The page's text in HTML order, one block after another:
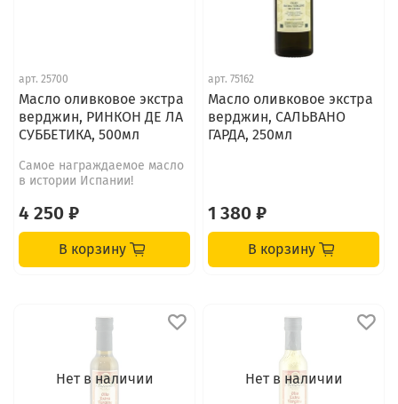
арт. 25700
Масло оливковое экстра
верджин, РИНКОН ДЕ ЛА
СУББЕТИКА, 500мл
Самое награждаемое масло
в истории Испании!
4 250 ₽
В корзину
арт. 75162
Масло оливковое экстра
верджин, САЛЬВАНО
ГАРДА, 250мл
1 380 ₽
В корзину
Нет в наличии Нет в наличии